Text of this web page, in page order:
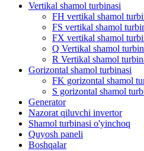
Vertikal shamol turbinasi
FH vertikal shamol
FS vertikal shamol
FX vertikal shamol
Q Vertikal shamol
R Vertikal shamol
Gorizontal shamol turbinasi
FK gorizontal shamol
S gorizontal shamol
Generator
Nazorat qiluvchi invertor
Shamol turbinasi o'yinchoq
Quyosh paneli
Boshqalar